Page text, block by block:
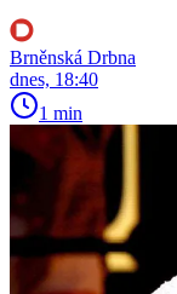
Brněnská Drbna
dnes, 18:40
1 min